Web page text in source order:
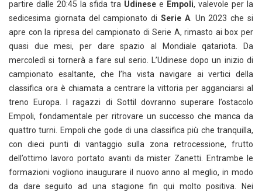
partire dalle 20:45 la sfida tra Udinese e Empoli, valevole per la
sedicesima giornata del campionato di Serie A. Un 2023 che si
apre con la ripresa del campionato di Serie A, rimasto ai box per
quasi due mesi, per dare spazio al Mondiale qatariota. Da
mercoledì si tornerà a fare sul serio. L’Udinese dopo un inizio di
campionato esaltante, che l’ha vista navigare ai vertici della
classifica ora è chiamata a centrare la vittoria per agganciarsi al
treno Europa. I ragazzi di Sottil dovranno superare l’ostacolo
Empoli, fondamentale per ritrovare un successo che manca da
quattro turni. Empoli che gode di una classifica più che tranquilla,
con dieci punti di vantaggio sulla zona retrocessione, frutto
dell’ottimo lavoro portato avanti da mister Zanetti. Entrambe le
formazioni vogliono inaugurare il nuovo anno al meglio, in modo
da dare seguito ad una stagione fin qui molto positiva. Nei